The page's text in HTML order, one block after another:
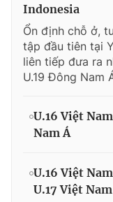
Indonesia
Ổn định chỗ ở,
tập đầu tiên tại
liên tiếp đưa ra
U.19 Đông Nam
U.16 Việt
Nam Á
U.16 Việt
U.17 Việt